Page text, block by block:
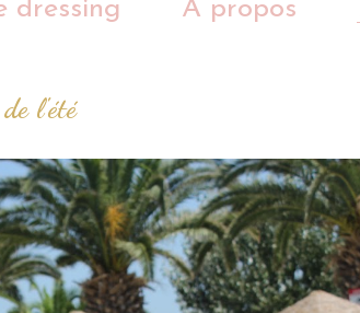
dressing A propos
l'été